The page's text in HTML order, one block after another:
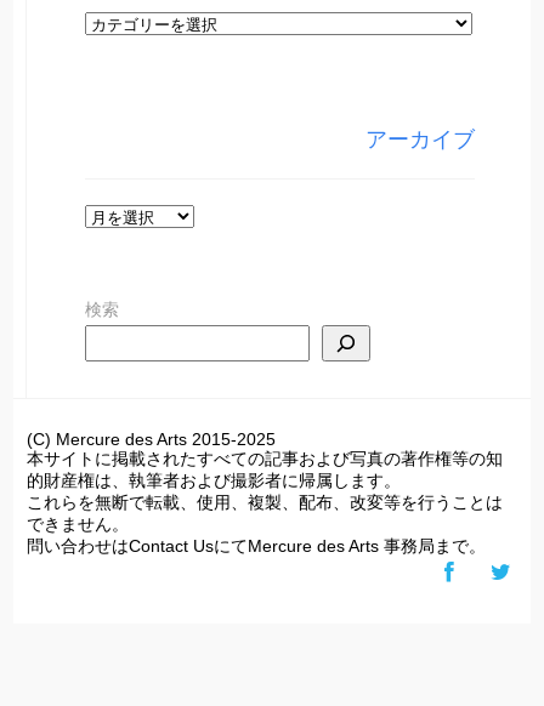
カ
アーカイブ
ア
イ
検索
(C) Mercure des Arts 2015-2025
本サイトに掲載されたすべての記事および写真の著作権等の知
的財産権は、執筆者および撮影者に帰属します。
これらを無断で転載、使用、複製、配布、改変等を行うことは
できません。
問い合わせはContact UsにてMercure des Arts 事務局まで。